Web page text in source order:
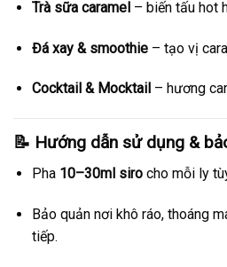
Trà sữa caramel– biến tấu hot
Đá xay & smoothie– tạo vị
Cocktail & Mocktail – hương
📝 Hướng dẫn sử dụng &
Pha 10–30ml sirocho mỗi ly
Bảo quản nơi khô ráo, thoáng
tiếp.